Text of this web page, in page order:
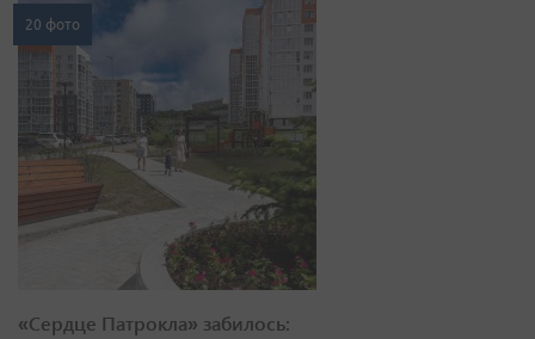
20 фото
«Сердце Патрокла» забилось: